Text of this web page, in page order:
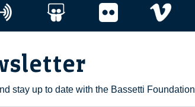
stay up to date with the Bassetti Foundation